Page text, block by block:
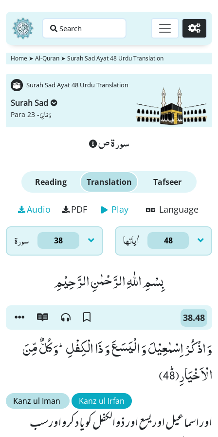
Search Go
Home ➤ Al-Quran ➤ Surah Sad Ayat 48 Urdu Translation
Surah Sad Ayat 48 Urdu Translation
Surah Sad
Para 23 -وَ مَا لِیَ
سورة ص
Reading Translation Tafseer
Audio PDF Play Language
سورۃ 38 اٰياتها 48
بِسْمِ اللّٰهِ الرَّحْمٰنِ الرَّحِیْمِ
38.48
وَ اذْكُرْ اِسْمٰعِیْلَ وَ الْیَسَعَ وَ ذَا الْكِفْلِؕ-وَ كُلٌّ مِّنَ
الْاَخْیَارِﭤ(48)
Kanz ul Iman Kanz ul Irfan
اور اسماعیل اور یسع اور ذو الکفل کو یاد کرو اورسب